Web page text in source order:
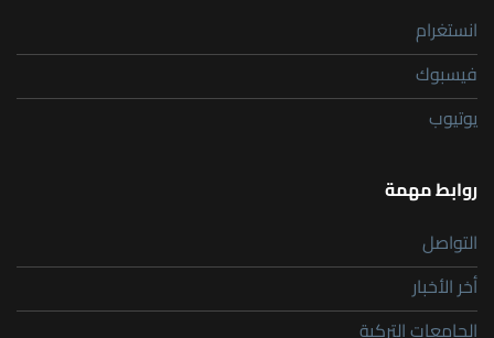
انستغرام
فيسبوك
يوتيوب
روابط مهمة
التواصل
أخر الأخبار
الجامعات التركية